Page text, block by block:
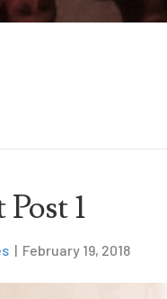
1
| February 19, 2018